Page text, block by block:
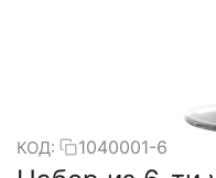
КОД: 1040001-6